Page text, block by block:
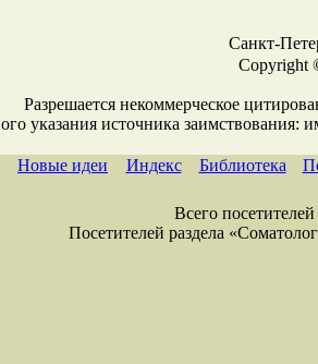
Санкт-
Copyright
Разрешается некоммерческое
указания источника заимствования:
Новые идеи Индекс Библиотека
Всего
Посетителей раздела